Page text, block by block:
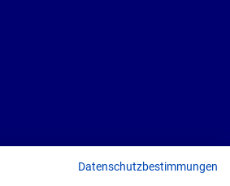
Datenschutzbestimmungen